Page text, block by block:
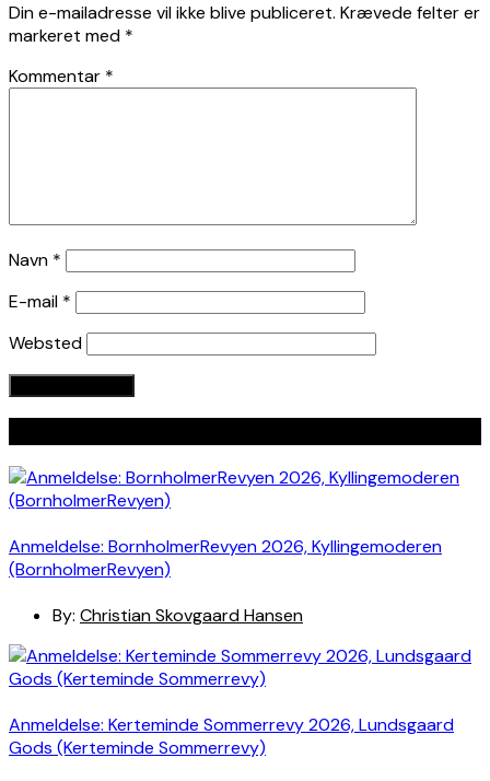
Din e-mailadresse vil ikke blive publiceret. Krævede felter er
markeret med *
Kommentar *
Navn *
E-mail *
Websted
Anmeldelse: BornholmerRevyen 2026, Kyllingemoderen
(BornholmerRevyen)
By: Christian Skovgaard Hansen
Anmeldelse: Kerteminde Sommerrevy 2026, Lundsgaard
Gods (Kerteminde Sommerrevy)